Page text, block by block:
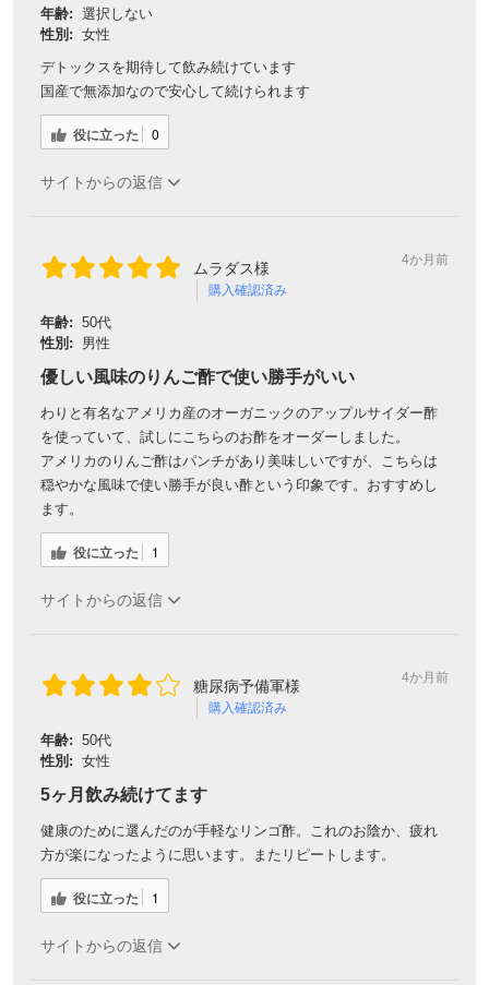
年齢: 選択しない
性別: 女性
デトックスを期待して飲み続けています
国産で無添加なので安心して続けられます
役に立った 0
サイトからの返信
ムラダス様
購入確認済み
4か月前
年齢: 50代
性別:
男性
優しい風味のりんご酢で使い勝手がいい
わりと有名なアメリカ産のオーガニックのアップルサイダー酢
を使っていて、試しにこちらのお酢をオーダーしました。
アメリカのりんご酢はパンチがあり美味しいですが、こちらは
穏やかな風味で使い勝手が良い酢という印象です。おすすめし
ます。
役に立った 1
サイトからの返信
糖尿病予備軍様
購入確認済み
4か月前
年齢: 50代
性別: 女性
5ヶ月飲み続けてます
健康のために選んだのが手軽なリンゴ酢。これのお陰か、疲れ
方が楽になったように思います。またリピートします。
役に立った 1
サイトからの返信